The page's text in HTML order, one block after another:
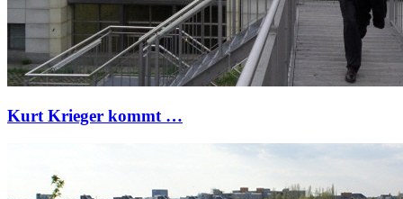
Kurt Krieger kommt …